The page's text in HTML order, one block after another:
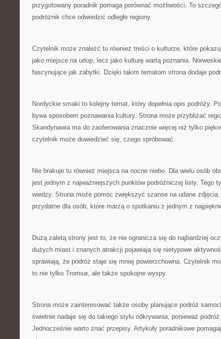
przygotowany poradnik pomaga porównać możliwości. To
podróżnik chce odwiedzić odległe regiony.
Czytelnik może znaleźć tu również treści o kulturze, które
jako miejsce na urlop, lecz jako kulturę wartą poznania.
fascynujące jak zabytki. Dzięki takim tematom strona dodaje
Nordyckie smaki to kolejny temat, który dopełnia opis podróży.
bywa sposobem poznawania kultury. Strona może przybliżać
Skandynawia ma do zaoferowania znacznie więcej niż tylko
czytelnik może dowiedzieć się, czego spróbować.
Nie brakuje tu również miejsca na nocne niebo. Dla wielu osób
jest jednym z najważniejszych punktów podróżniczej listy. Tego
wiedzy. Strona może pomóc zwiększyć szanse na udane
przydatne dla osób, które marzą o spotkaniu z jednym z
Dużą zaletą strony jest to, że nie ogranicza się do najbardziej
dużych miast i znanych atrakcji pojawiają się nietypowe
sprawiają, że podróż staje się mniej powierzchowna. Czytelnik
to nie tylko Tromsø, ale także spokojne wyspy.
Strona może zainteresować także osoby planujące podróż
świetnie nadaje się do takiego stylu odkrywania, ponieważ
Jednocześnie warto znać przepisy. Artykuły poradnikowe